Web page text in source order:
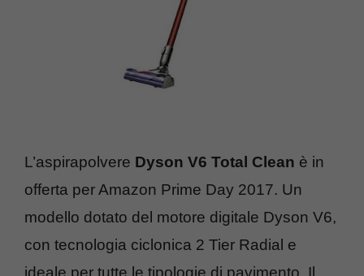
L’aspirapolvere Dyson V6 Total Clean è in
offerta per Amazon Prime Day 2017. Un
modello dotato del motore digitale Dyson V6,
con tecnologia ciclonica 2 Tier Radial e
ideale per tutte le tipologie di pavimento. Il